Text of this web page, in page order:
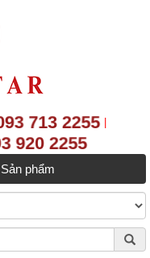
713 2255
920 2255
Sản phẩm